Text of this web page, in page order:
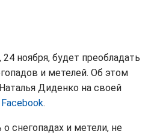
ноября, будет преобладать
и метелей. Об этом
Диденко на своей
Facebook.
снегопадах и метели, не